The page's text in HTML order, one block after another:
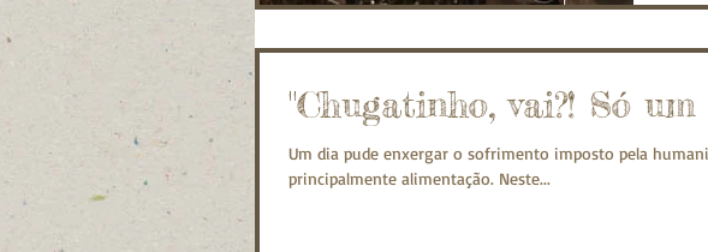
"Chugatinho, vai?! Só um
Um dia pude enxergar o sofrimento imposto pela
principalmente alimentação. Neste...